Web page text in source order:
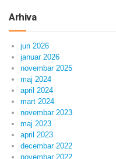
Arhiva
jun 2026
januar 2026
novembar 2025
maj 2024
april 2024
mart 2024
novembar 2023
maj 2023
april 2023
decembar 2022
novembar 2022